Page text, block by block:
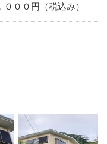
０００円（税込み）